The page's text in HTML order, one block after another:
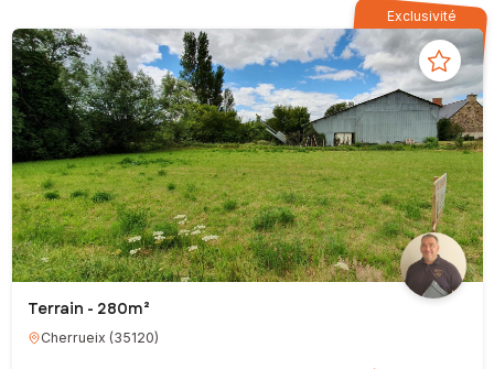
Exclusivité
Terrain - 280m²
Cherrueix (35120)